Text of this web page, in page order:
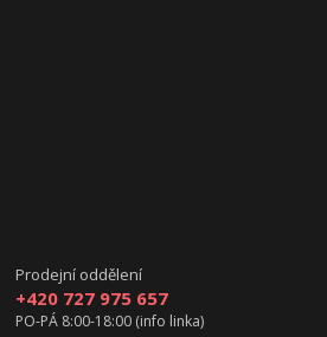
Prodejní oddělení
+420 727 975 657
PO-PÁ 8:00-18:00 (info linka)